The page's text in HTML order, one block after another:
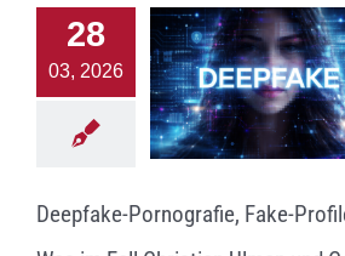
28
03, 2026
Deepfake-Pornografie, Fake-